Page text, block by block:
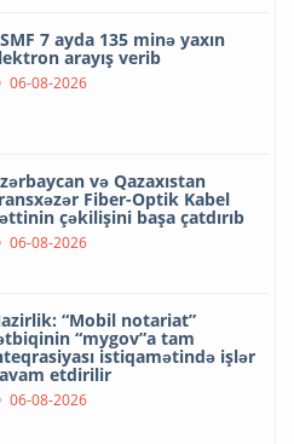
7 ayda 135 minə yaxın
arayış verib
06-08-2026
və Qazaxıstan
Fiber-Optik Kabel
çəkilişini başa çatdırıb
06-08-2026
“Mobil notariat”
“mygov”a tam
istiqamətində işlər
etdirilir
06-08-2026